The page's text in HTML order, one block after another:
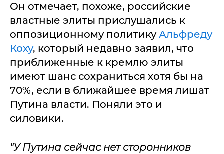
Он отмечает, похоже, российские
властные элиты прислушались к
оппозиционному политикуАльфреду
Коху, который недавно заявил, что
приближенные к кремлю элиты
имеют шанс сохраниться хотя бы на
70%, если в ближайшее время лишат
Путина власти. Поняли это и
силовики.
"У Путина сейчас нет сторонников